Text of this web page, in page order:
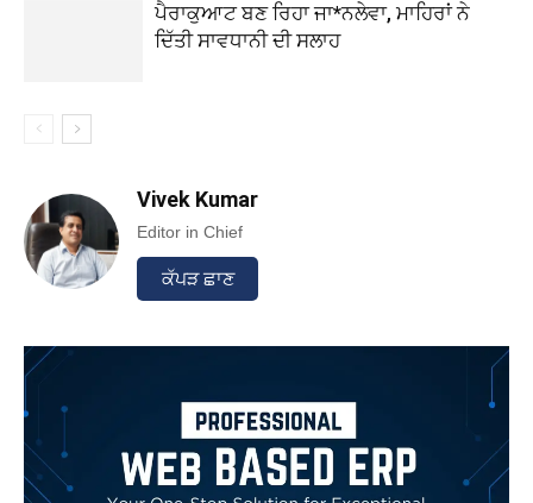
ਪੈਰਾਕੁਆਟ ਬਣ ਰਿਹਾ ਜਾ*ਨਲੇਵਾ, ਮਾਹਿਰਾਂ ਨੇ
ਦਿੱਤੀ ਸਾਵਧਾਨੀ ਦੀ ਸਲਾਹ
Vivek Kumar
Editor in Chief
ਕੱਪੜ ਛਾਣ